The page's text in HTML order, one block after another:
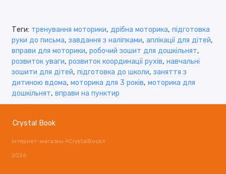
Теги: тренування моторики, дрібна моторика, підготовка
руки до письма, завдання з наліпками, аплікації для дітей,
вправи для моторики, робочий зошит для дошкільнят,
розвиток уваги, розвиток координації рухів, навчальні
зошити для дітей, підготовка до школи, заняття з
дитиною вдома, моторика для 3 років, моторика для
дошкільнят, вправи на пунктир
Crystal Book
Інтернет-магазин «CrystalBook»
2026